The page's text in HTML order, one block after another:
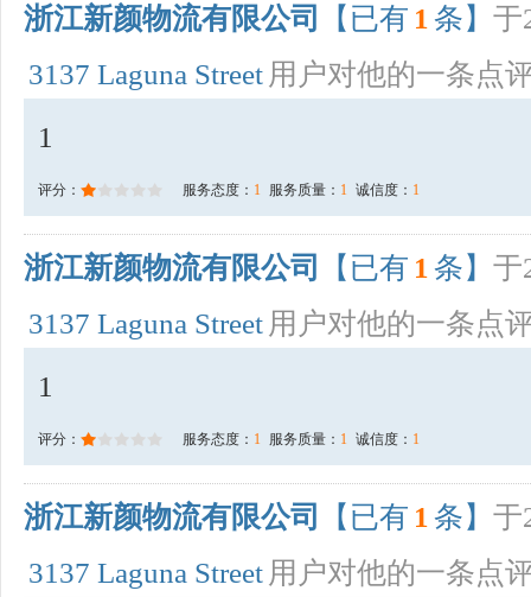
浙江新颜物流有限公司 【已有 1 条】 于
3137 Laguna Street 用户对他的一条点
1
评分： 服务态度： 1 服务质量： 1 诚信度： 1
浙江新颜物流有限公司 【已有 1 条】 于
3137 Laguna Street 用户对他的一条点
1
评分： 服务态度： 1 服务质量： 1 诚信度： 1
浙江新颜物流有限公司 【已有 1 条】 于
3137 Laguna Street 用户对他的一条点